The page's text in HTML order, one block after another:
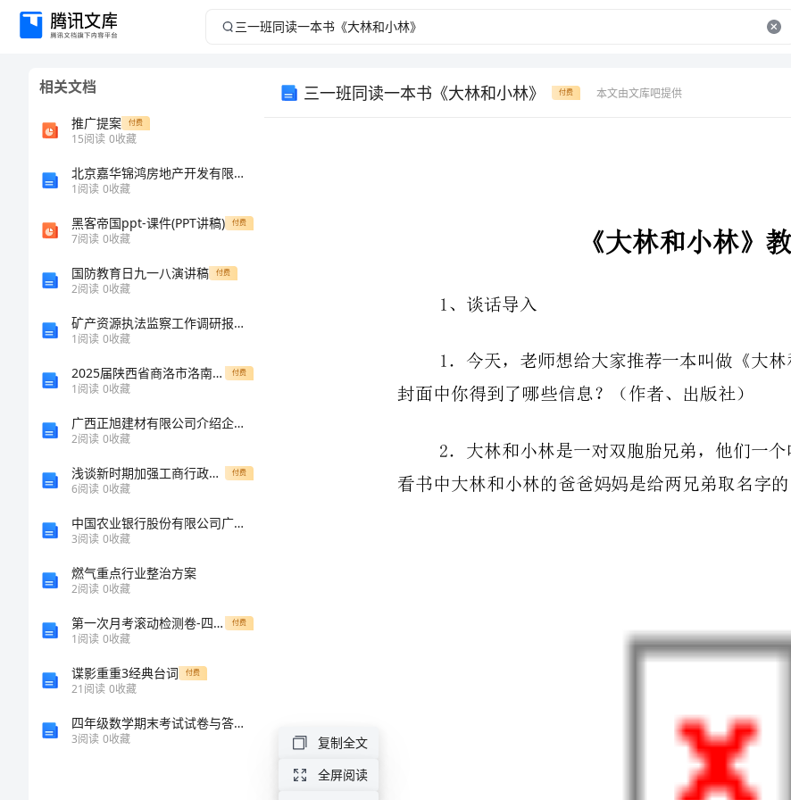
三
《大
林》
林》
相关文档
推广提案 付费
15阅读 0收藏
北京嘉华锦鸿房地产开发有限公司介绍企业发展分析报告
1阅读 0收藏
黑客帝国ppt-课件(PPT讲稿) 付费
7阅读 0收藏
国防教育日九一八演讲稿 付费
2阅读 0收藏
矿产资源执法监察工作调研报告 (9)
1阅读 0收藏
2025届陕西省商洛市洛南中学高二物理期末经典模拟试题含解析 付费
1阅读 0收藏
广西正旭建材有限公司介绍企业发展分析报告
2阅读 0收藏
浅谈新时期加强工商行政管理队伍建设[小编整理][修改版] 付费
6阅读 0收藏
中国农业银行股份有限公司广西自贸试验区崇左片区凭祥弄尧支行介绍企业发展分析报告
3阅读 0收藏
燃气重点行业整治方案
2阅读 0收藏
第一次月考滚动检测卷-四川绵阳南山中学双语学校数学七年级上册第四单元几何图形初步定向练习A卷（解析版） 付费
1阅读 0收藏
谍影重重3经典台词 付费
21阅读 0收藏
四年级数学期末考试试卷与答案举例
3阅读 0收藏
三一班同读一本书《大林和小林》 付费 本文由文库吧提供
看书中大林和小林的爸爸妈妈是给两兄弟取名字的？
复制全文
全屏阅读